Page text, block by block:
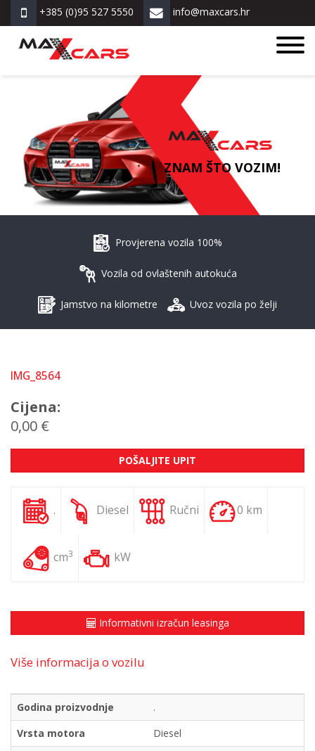
+385 (0)95 527 5550 info@maxcars.hr
ZNAM ŠTO VOZIM!
Provjerena vozila 100%
Vozila od ovlaštenih autokuća
Jamstvo na kilometre Uvoz vozila po želji
IMG_8564
Cijena:
0,00 €
POŠALJITE UPIT
. Diesel Ručni 0 km
cm3 kW
Informativni izračun leasinga
Više informacija o vozilu
Godina proizvodnje
.
Vrsta motora
Diesel